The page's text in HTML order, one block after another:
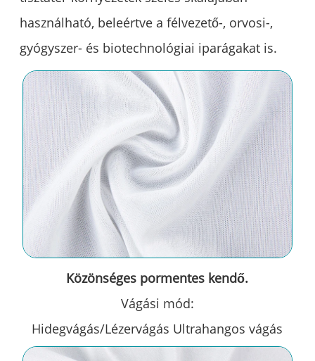
használható, beleértve a félvezető-, orvosi-,
gyógyszer- és biotechnológiai iparágakat is.
Közönséges pormentes kendő.
Vágási mód:
Hidegvágás/Lézervágás Ultrahangos vágás